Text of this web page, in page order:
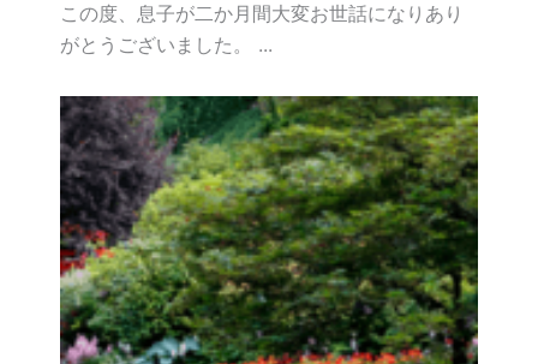
この度、息子が二か月間大変お世話になりあり
がとうございました。 ...